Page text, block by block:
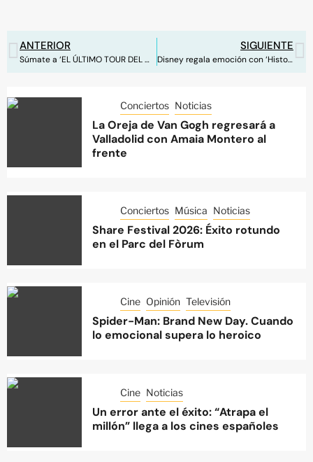
ANTERIOR
Súmate a ‘EL ÚLTIMO TOUR DEL MUNDO’ de Bad Bunny
SIGUIENTE
Disney regala emoción con ‘Historias que nos unen’
Conciertos Noticias
La Oreja de Van Gogh regresará a
Valladolid con Amaia Montero al
frente
Conciertos Música Noticias
Share Festival 2026: Éxito rotundo
en el Parc del Fòrum
Cine Opinión Televisión
Spider-Man: Brand New Day. Cuando
lo emocional supera lo heroico
Cine Noticias
Un error ante el éxito: “Atrapa el
millón” llega a los cines españoles